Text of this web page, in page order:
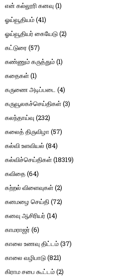
என் கல்லூரி கனவு (1)
ஓய்வூதியம்(41)
ஓய்வூதியர் கையேடு(2)
கட்டுரை (57)
கண்ணும் கருத்தும்(1)
கதைகள்(1)
கருணை அடிப்படை (4)
கருவூலகச்செய்திகள்(3)
கலந்தாய்வு (232)
கலைத் திருவிழா (57)
கல்வி உளவியல் (84)
கல்விச்செய்திகள்(18319)
கவிதை(64)
கற்றல் விளைவுகள்(2)
கனமழை செய்தி(72)
கனவு ஆசிரியர் (14)
காமராஜர் (6)
காலை உணவு திட்டம்(37)
காலை வழிபாடு(821)
கிராம சபை கூட்டம்(2)